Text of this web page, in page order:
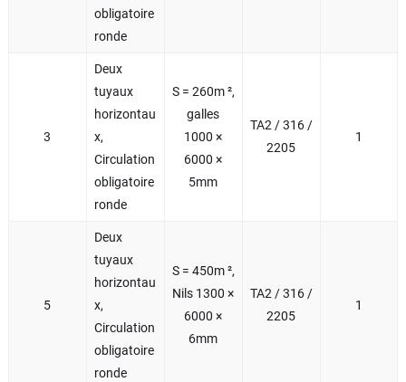
obligatoire
ronde
3
Deux
tuyaux
horizontau
x,
Circulation
obligatoire
ronde
S = 260m ²,
galles
1000 ×
6000 ×
5mm
TA2 / 316 /
2205
1
5
Deux
tuyaux
horizontau
x,
Circulation
obligatoire
ronde
S = 450m ²,
Nils 1300 ×
6000 ×
6mm
TA2 / 316 /
2205
1